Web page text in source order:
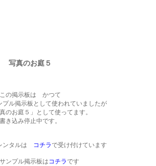
写真のお庭５
この掲示板は かつて
プル掲示板として使われていましたが
のお庭５」として使ってます。
書き込み停止中です。
ンタルは コチラで受け付けています
ンプル掲示板はコチラです